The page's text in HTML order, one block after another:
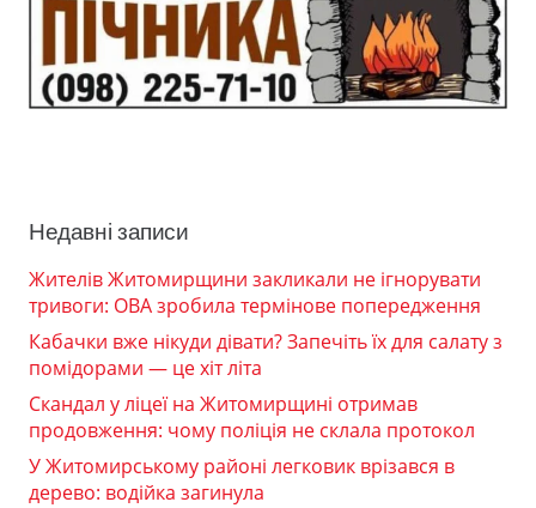
Недавні записи
Жителів Житомирщини закликали не ігнорувати
тривоги: ОВА зробила термінове попередження
Кабачки вже нікуди дівати? Запечіть їх для салату з
помідорами — це хіт літа
Скандал у ліцеї на Житомирщині отримав
продовження: чому поліція не склала протокол
У Житомирському районі легковик врізався в
дерево: водійка загинула